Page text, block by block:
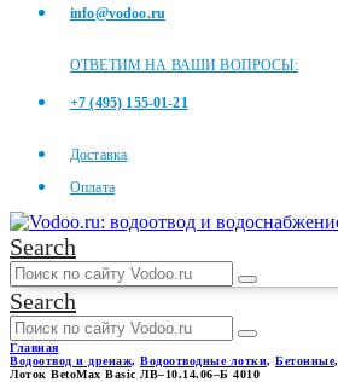
info@vodoo.ru
ОТВЕТИМ НА ВАШИ ВОПРОСЫ:
+7 (495) 155-01-21
Доставка
Оплата
Search
Search
Главная
Водоотвод и дренаж, Водоотводные лотки, Бетонные,
Лоток BetoMax Basic ЛВ–10.14.06–Б 4010